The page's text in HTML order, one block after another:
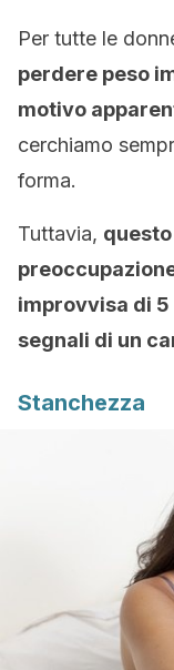
Per tutte le
perdere peso
motivo
cerchiamo
forma.
Tuttavia,
improvvisa di 5
segnali di un
Stanchezza